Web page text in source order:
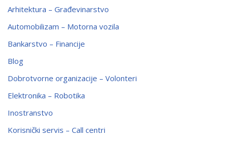
Arhitektura – Građevinarstvo
Automobilizam – Motorna vozila
Bankarstvo – Financije
Blog
Dobrotvorne organizacije – Volonteri
Elektronika – Robotika
Inostranstvo
Korisnički servis – Call centri